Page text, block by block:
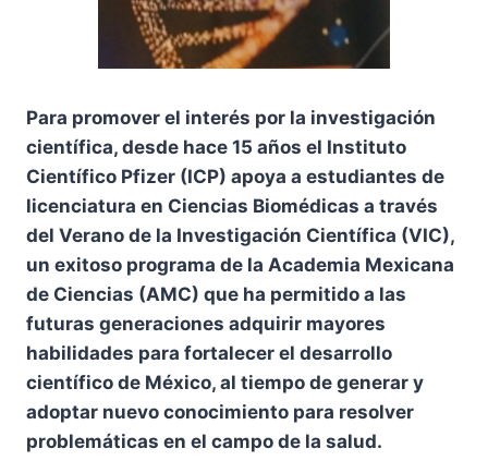
Para promover el interés por la investigación
científica, desde hace 15 años el Instituto
Científico Pfizer (ICP) apoya a estudiantes de
licenciatura en Ciencias Biomédicas a través
del Verano de la Investigación Científica (VIC),
un exitoso programa de la Academia Mexicana
de Ciencias (AMC) que ha permitido a las
futuras generaciones adquirir mayores
habilidades para fortalecer el desarrollo
científico de México, al tiempo de generar y
adoptar nuevo conocimiento para resolver
problemáticas en el campo de la salud.